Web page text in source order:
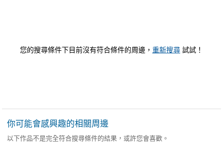
您的搜尋條件下目前沒有符合條件的周邊， 重新搜尋 試試！
你可能會感興趣的相關周邊
以下作品不是完全符合搜尋條件的結果，或許您會喜歡。